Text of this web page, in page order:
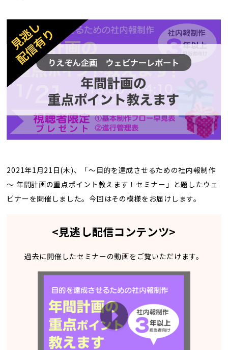
トレンド用語集
社長ブログ
2021年1月21日(木)、「～目的を達成させるための社内報制作
～ 年間計画の重点ポイント教えます！セミナー」と題したウェ
ビナーを開催しました。今回はその模様をお届けします。
<見逃し配信コンテンツ>
過去に開催したセミナーの動画をご覧いただけます。